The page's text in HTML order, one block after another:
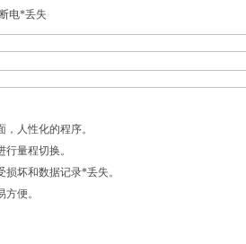
电*丢失
人性化的程序。
量程切换。
坏和数据记录*丢失。
便。